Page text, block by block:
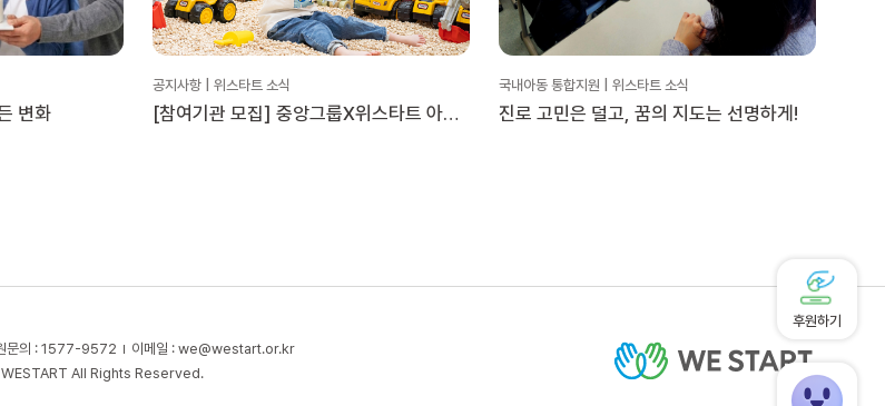
변화
공지사항 | 위스타트 소식
[참여기관 모집] 중앙그룹X위스타트 아동
국내아동 통합지원 | 위스타트 소식
진로 고민은 덜고, 꿈의 지도는 선명하게!
문의 : 1577-9572 이메일 : we@westart.or.kr
All Rights Reserved.
후원하기